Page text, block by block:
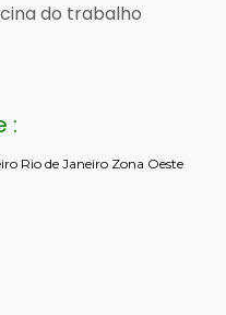
do trabalho
:
Rio de Janeiro Zona Oeste